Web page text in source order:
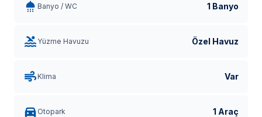
Banyo / WC 1 Banyo
Yüzme Havuzu Özel Havuz
Klima Var
Otopark 1 Araç